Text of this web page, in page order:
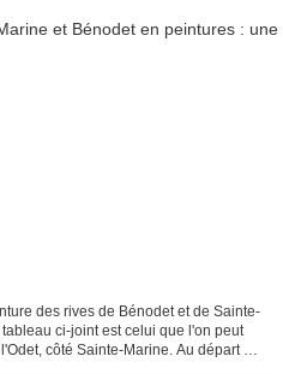
des rives de Bénodet et de Sainte-
ci-joint est celui que l'on peut
côté Sainte-Marine. Au départ du